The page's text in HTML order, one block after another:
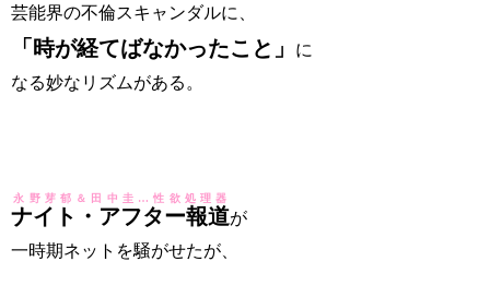
芸能界の不倫スキャンダルに、
「時が経てばなかったこと」
に
なる妙なリズムがある。
ナイト・アフター報道
永野芽郁＆田中圭…性欲処理器
が
一時期ネットを騒がせたが、